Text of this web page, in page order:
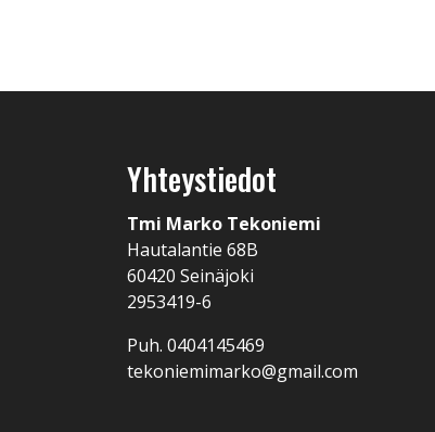
Yhteystiedot
Tmi Marko Tekoniemi
Hautalantie 68B
60420 Seinäjoki
2953419-6
Puh. 0404145469
tekoniemimarko@gmail.com